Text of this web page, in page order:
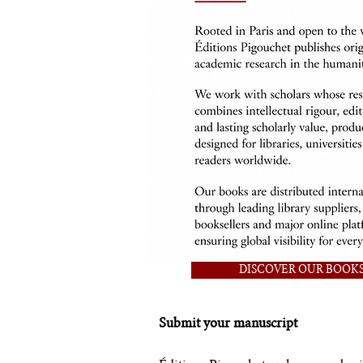
DISCOVER OUR
Submit your manuscript